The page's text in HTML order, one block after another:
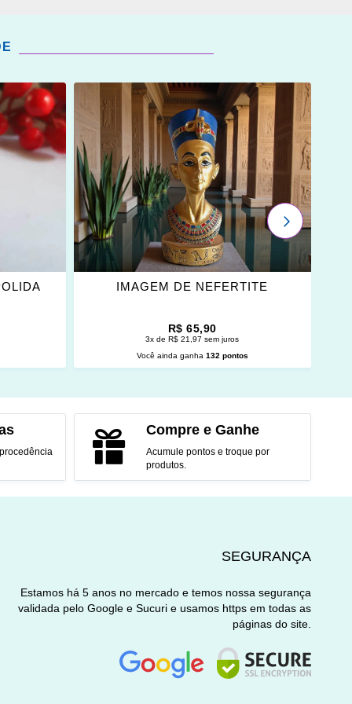
ADICIONAR
FAVORITOS
IMAGEM DE NEFERTITE
R$ 65,90
3x de R$ 21,97 sem juros
Você ainda ganha 132 pontos
PRÓXIMO
Compre e Ganhe
Acumule pontos e troque por
produtos.
SEGURANÇA
Estamos há 5 anos no mercado e temos nossa segurança
validada pelo Google e Sucuri e usamos https em todas as
páginas do site.